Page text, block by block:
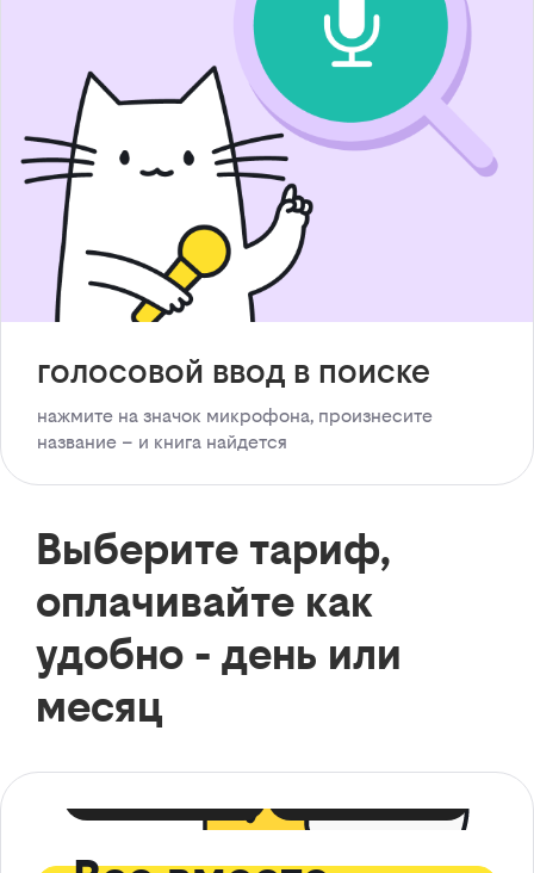
голосовой ввод в поиске
нажмите на значок микрофона, произнесите
название – и книга найдется
Выберите тариф,
оплачивайте как
удобно - день или
месяц